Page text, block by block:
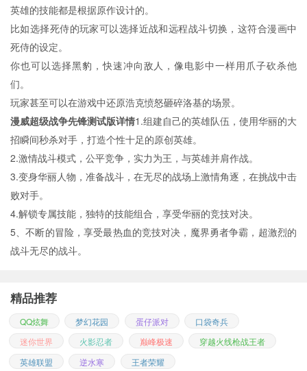
英雄的技能都是根据原作设计的。
比如选择死侍的玩家可以选择近战和远程战斗切换，这符合漫画中
死侍的设定。
你也可以选择黑豹，快速冲向敌人，像电影中一样用爪子砍杀他
们。
玩家甚至可以在游戏中还原浩克愤怒砸碎洛基的场景。
漫威超级战争先锋测试版详情1.组建自己的英雄队伍，使用华丽的大
招瞬间秒杀对手，打造个性十足的原创英雄。
2.激情战斗模式，公平竞争，实力为王，与英雄并肩作战。
3.变身华丽人物，准备战斗，在无尽的战场上激情角逐，在挑战中击
败对手。
4.解锁专属技能，独特的技能组合，享受华丽的竞技对决。
5、不断的冒险，享受最热血的竞技对决，魔界勇者争霸，超激烈的
战斗无尽的战斗。
精品推荐
QQ炫舞 梦幻花园 蛋仔派对
口袋奇兵
迷你世界
火影忍者 巅峰极速
穿越火线枪战王者
英雄联盟
逆水寒 王者荣耀